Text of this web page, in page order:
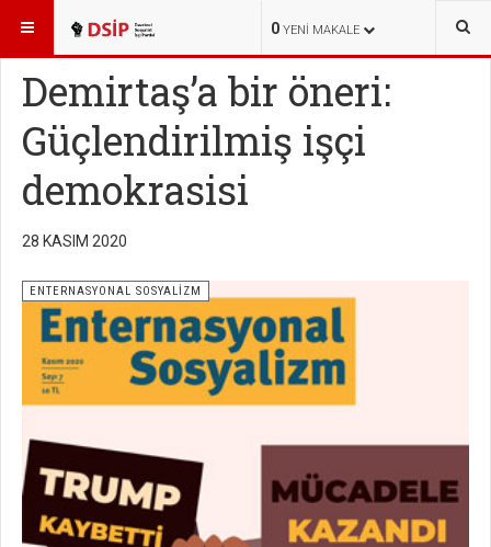
0 YENI MAKALE
BURADASINIZ: YAYINLAR ENTERNASYONAL SOSYALİZM
Demirtaş’a bir öneri:
Güçlendirilmiş işçi
demokrasisi
28 KASIM 2020
ENTERNASYONAL SOSYALİZM